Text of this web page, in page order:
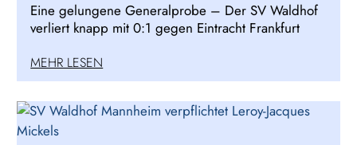
Eine gelungene Generalprobe – Der SV Waldhof
verliert knapp mit 0:1 gegen Eintracht Frankfurt
MEHR LESEN